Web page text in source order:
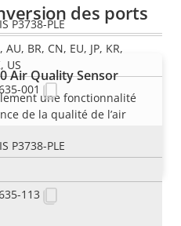
des ports
Air Quality Sensor
une fonctionnalité
de la qualité de l’air
pour ce produit
sensors
P3738-PLE
AU, BR, CN, EU, JP, KR,
US
001
P3738-PLE
113